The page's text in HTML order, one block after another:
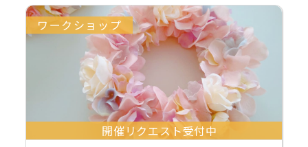
ワークショップ
開催リクエスト受付中